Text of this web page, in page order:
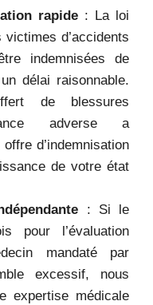
rapide : La loi
d’accidents
indemnisées de
délai raisonnable.
de blessures
adverse a
offre d’indemnisation
de votre état
: Si le
l’évaluation
mandaté par
excessif, nous
expertise médicale